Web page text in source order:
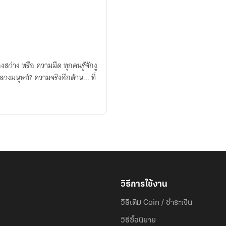
อ ความมืด ​ทุกคนรู้จักงู
งอีกด้าน... ที่
วิธีการใช้งาน
วิธีเติม Coin / ชำระเงิน
วิธีซื้อนิยาย